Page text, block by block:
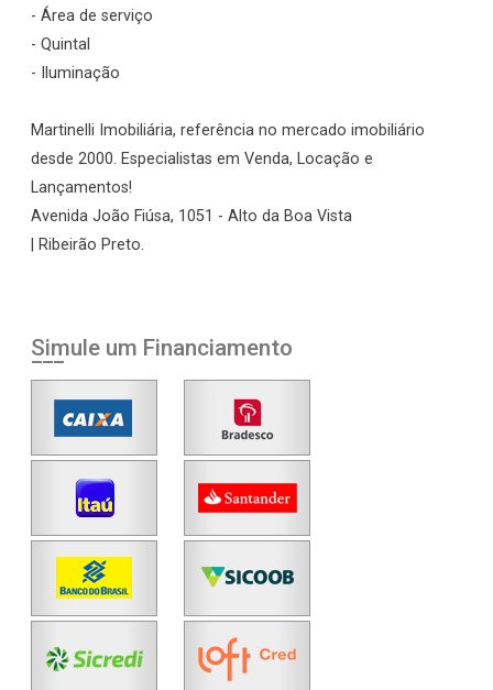
- Área de serviço
- Quintal
- Iluminação
Martinelli Imobiliária, referência no mercado imobiliário
desde 2000. Especialistas em Venda, Locação e
Lançamentos!
Avenida João Fiúsa, 1051 - Alto da Boa Vista
| Ribeirão Preto.
Simule um Financiamento